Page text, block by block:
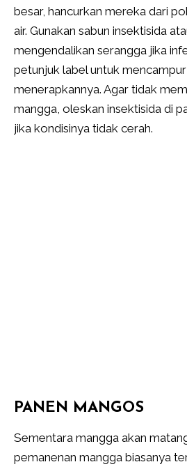
besar, hancurkan mereka dari
air. Gunakan sabun insektisida
mengendalikan serangga jika
petunjuk label untuk
menerapkannya. Agar tidak
mangga, oleskan insektisida di
jika kondisinya tidak cerah.
PANEN MANGOS
Sementara mangga akan
pemanenan mangga biasanya